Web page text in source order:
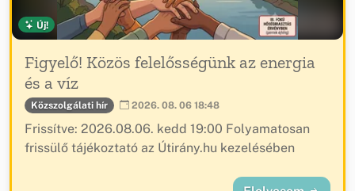
Új!
Figyelő! Közös felelősségünk az energia
és a víz
Közszolgálati hír 2026. 08. 06 18:48
Frissítve: 2026.08.06. kedd 19:00 Folyamatosan
frissülő tájékoztató az Útirány.hu kezelésében